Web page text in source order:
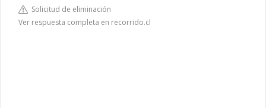
Solicitud de eliminación
Ver respuesta completa en recorrido.cl